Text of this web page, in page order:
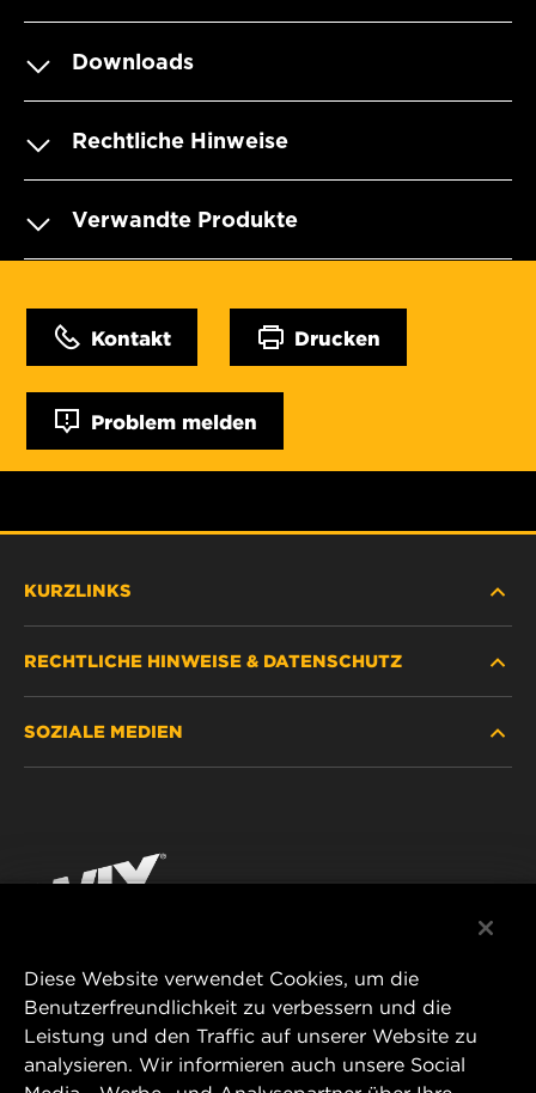
Downloads
Rechtliche Hinweise
Verwandte Produkte
Kontakt Drucken
Problem melden
KURZLINKS
HÄNDLERSUCHE
KONTAKT
RECHTLICHE HINWEISE & DATENSCHUTZ
IMPRESSUM
SOZIALE MEDIEN
YouTube
MANN+HUMMEL FT Poland
ul. Wrocławska 145,
63-800 GOSTYŃ, POLAND
Diese Website verwendet Cookies, um die
Benutzerfreundlichkeit zu verbessern und die
Leistung und den Traffic auf unserer Website zu
analysieren. Wir informieren auch unsere Social